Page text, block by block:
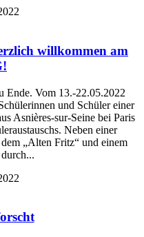
willkommen am
Ende. Vom 13.-22.05.2022
und Schüler einer
Asnières-sur-Seine bei Paris
Neben einer
„Alten Fritz“ und einem